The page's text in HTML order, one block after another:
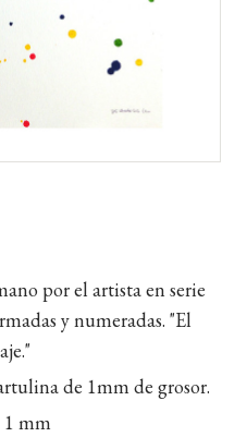
por el artista en serie
y numeradas. "El
de 1mm de grosor.
mm